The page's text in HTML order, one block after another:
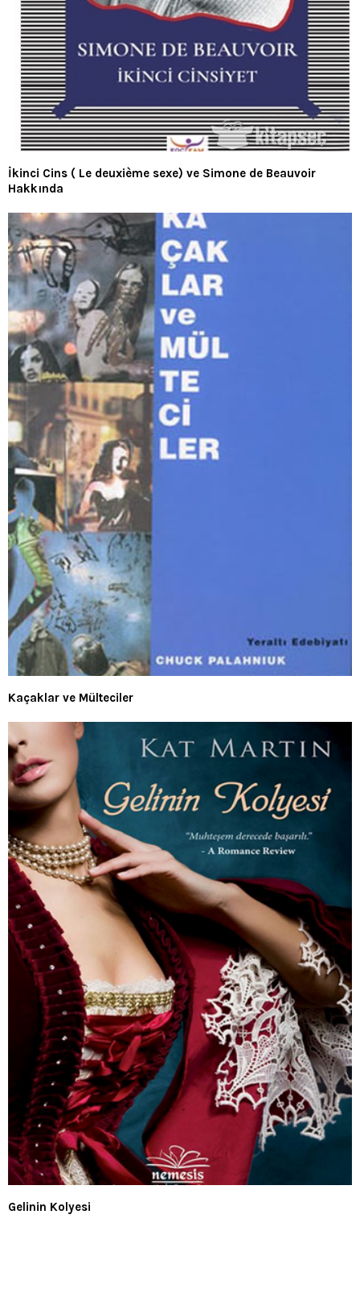
İkinci Cins ( Le deuxième sexe) ve Simone de Beauvoir
Hakkında
Kaçaklar ve Mülteciler
Gelinin Kolyesi